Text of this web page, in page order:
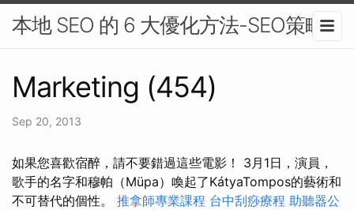
本地 SEO 的 6 大優化方法-SEO策略
Marketing (454)
Sep 20, 2013
如果您喜歡宿醉，請不要錯過這些電影！ 3月1日，演員，
歌手的名字和穆帕（Müpa）喚起了KátyaTompos的藝術和
不可替代的個性。 推拿師專業課程 台中刮痧療程 助聽器公